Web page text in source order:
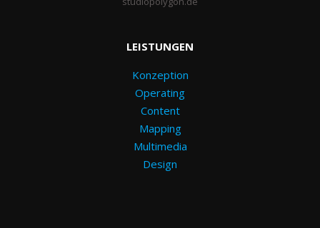
LEISTUNGEN
Konzeption
Operating
Content
Mapping
Multimedia
Design